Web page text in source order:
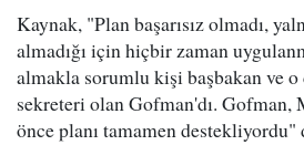
Kaynak, "Plan başarısız olmadı,
almadığı için hiçbir zaman
almakla sorumlu kişi başbakan ve
sekreteri olan Gofman'dı. Gofman,
önce planı tamamen destekliyordu"